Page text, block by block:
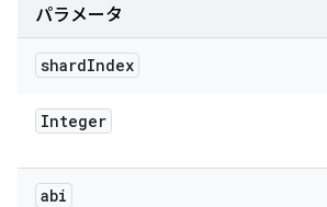
パラメータ
shardIndex
Integer
abi